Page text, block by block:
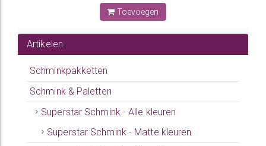
Toevoegen
Artikelen
Schminkpakketten
Schmink & Paletten
Superstar Schmink - Alle kleuren
Superstar Schmink - Matte kleuren